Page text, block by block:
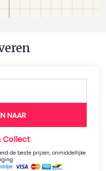
NAAR
Collect
de beste prijzen, onmiddellijke